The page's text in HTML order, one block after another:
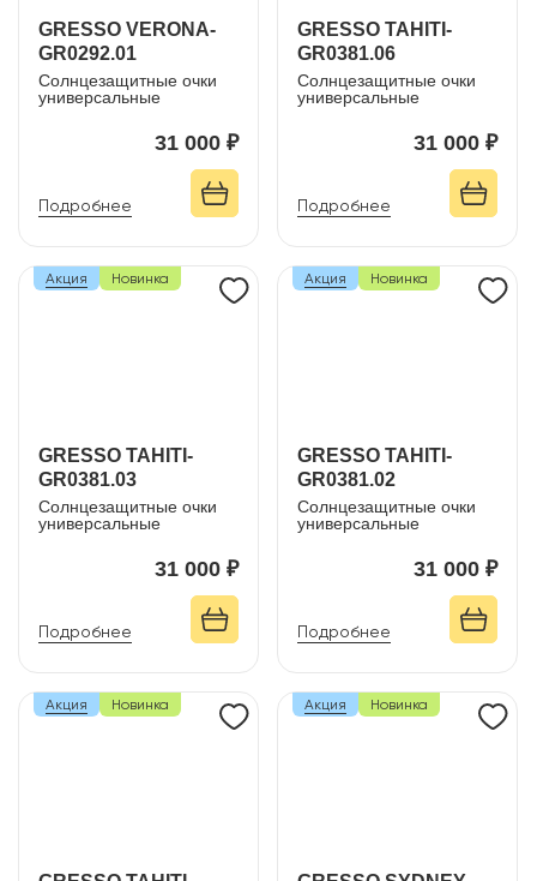
GRESSO VERONA-
GR0292.01
Солнцезащитные очки
универсальные
31 000 ₽
Подробнее
GRESSO TAHITI-
GR0381.06
Солнцезащитные очки
универсальные
31 000 ₽
Подробнее
GRESSO TAHITI-
GR0381.03
Солнцезащитные очки
универсальные
31 000 ₽
Подробнее
Акция Новинка
GRESSO TAHITI-
GR0381.02
Солнцезащитные очки
универсальные
31 000 ₽
Подробнее
Акция Новинка
Акция Новинка Акция Новинка